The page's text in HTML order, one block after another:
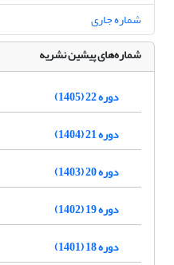
شماره جاری
شماره‌های پیشین نشریه
دوره 22 (1405)
دوره 21 (1404)
دوره 20 (1403)
دوره 19 (1402)
دوره 18 (1401)